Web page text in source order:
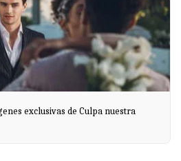
exclusivas de Culpa nuestra